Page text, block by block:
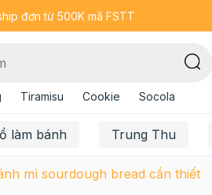
đơn từ 500K mã FSTT
Tiramisu Cookie Socola
làm bánh Trung Thu
mì sourdough bread cần thiết